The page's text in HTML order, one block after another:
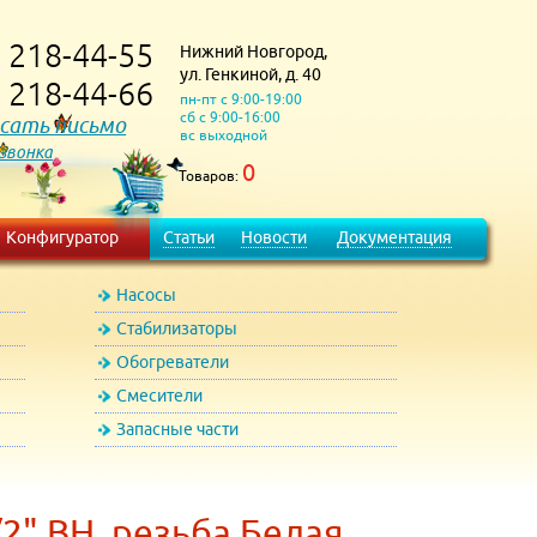
218-44-55
218-44-66
письмо
Нижний Новгород,
ул. Генкиной, д. 40
пн-пт с 9:00-19:00
сб с 9:00-16:00
вс выходной
Товаров: 0
Конфигуратор Статьи Новости Документация
Насосы
Стабилизаторы
Обогреватели
Смесители
Запасные части